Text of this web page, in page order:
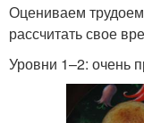
Оцениваем
рассчитать свое
Уровни 1–2: очень